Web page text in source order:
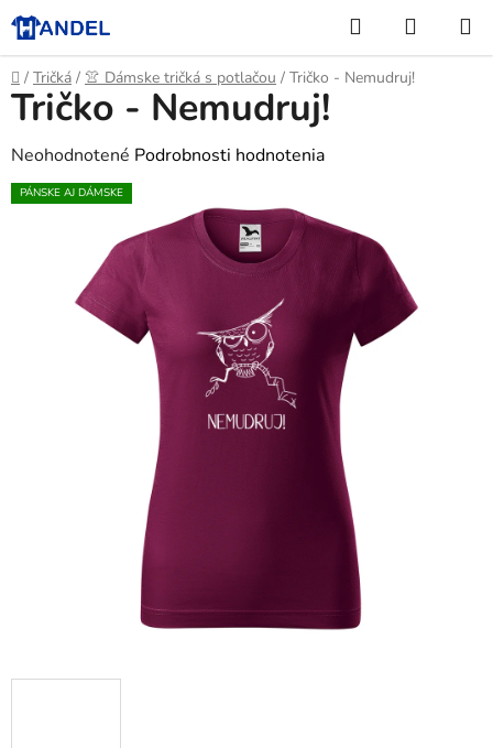
Prejsť
na
obsah
Hľadať
KOŠÍK
Domov
/ Tričká / 👚 Dámske tričká s potlačou / Tričko - Nemudruj!
Tričko - Nemudruj!
Priemerné
hodnotenie
Neohodnotené Podrobnosti hodnotenia
PÁNSKE AJ DÁMSKE